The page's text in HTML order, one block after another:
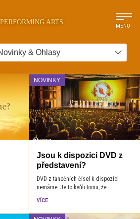
ARTS
MENU
& Ohlasy
NOVINKY
Jsou k dispozici DVD z
představení?
DVD z tanečních čísel k dispozici
nemáme. Je to kvůli tomu, že...
VÍCE